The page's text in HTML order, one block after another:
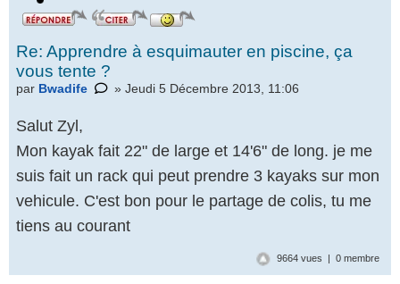
Re: Apprendre à esquimauter en piscine, ça
vous tente ?
par Bwadife » Jeudi 5 Décembre 2013, 11:06
Salut Zyl,
Mon kayak fait 22" de large et 14'6" de long. je me
suis fait un rack qui peut prendre 3 kayaks sur mon
vehicule. C'est bon pour le partage de colis, tu me
tiens au courant
9664 vues | 0 membre